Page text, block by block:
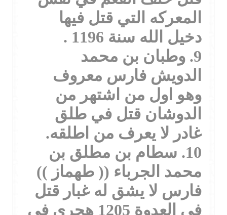
المعركه التي قتل فيها
دخيل الله سنة 1196 .
9. وطبان بن محمد
الدويش فارس معروف
وهو اول من اشتهر من
الدوشان قتل في طلق
غادر لا يعرف من اطلقه.
10. سطام بن مطلق بن
محمد الجرباء (( طهماز ))
فارس لا يشق له غبار قتل
في العدوة 1205 هجري في